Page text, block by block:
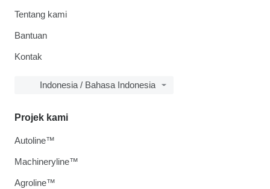
Tentang kami
Bantuan
Kontak
Indonesia / Bahasa Indonesia
Projek kami
Autoline™
Machineryline™
Agroline™